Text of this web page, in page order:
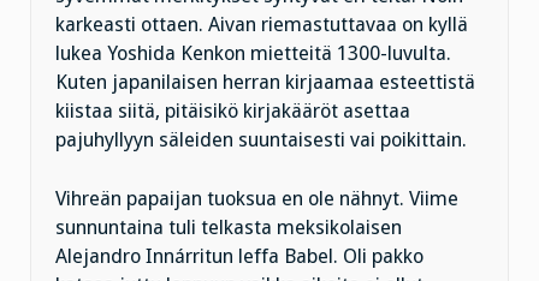
karkeasti ottaen. Aivan riemastuttavaa on kyllä
lukea Yoshida Kenkon mietteitä 1300-luvulta.
Kuten japanilaisen herran kirjaamaa esteettistä
kiistaa siitä, pitäisikö kirjakääröt asettaa
pajuhyllyyn säleiden suuntaisesti vai poikittain.
Vihreän papaijan tuoksua en ole nähnyt. Viime
sunnuntaina tuli telkasta meksikolaisen
Alejandro Innárritun leffa Babel. Oli pakko